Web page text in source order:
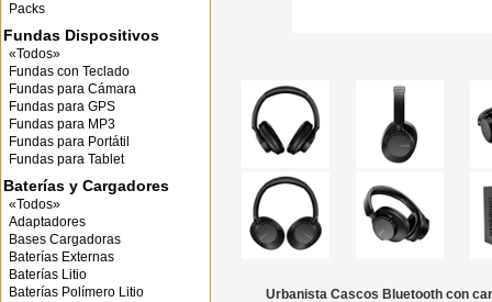
Packs
Fundas Dispositivos
«Todos»
Fundas con Teclado
Fundas para Cámara
Fundas para GPS
Fundas para MP3
Fundas para Portátil
Fundas para Tablet
Baterías y Cargadores
«Todos»
Adaptadores
Bases Cargadoras
Baterías Externas
Baterías Litio
Baterías Polímero Litio
Urbanista Cascos Bluetooth con